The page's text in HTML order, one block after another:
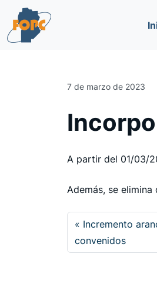
Skip to content
Skip to footer
7 de marzo de 2023
A partir del 01/03/
Además, se
Incremento
convenidos